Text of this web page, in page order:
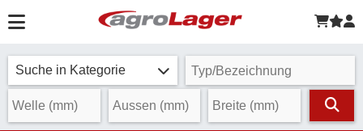
Suche in Kategorie